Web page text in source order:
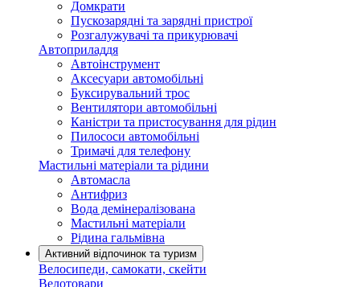
Домкрати
Пускозарядні та зарядні пристрої
Розгалужувачі та прикурювачі
Автоприладдя
Автоінструмент
Аксесуари автомобільні
Буксирувальний трос
Вентилятори автомобільні
Каністри та пристосування для рідин
Пилососи автомобільні
Тримачі для телефону
Мастильні матеріали та рідини
Автомасла
Антифриз
Вода демінералізована
Мастильні матеріали
Рідина гальмівна
Активний відпочинок та туризм
Велосипеди, самокати, скейти
Велотовари